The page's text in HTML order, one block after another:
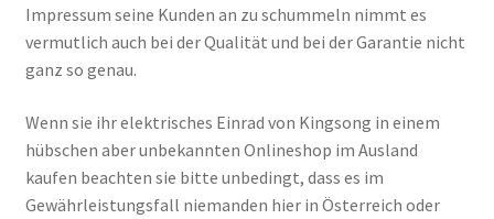
Impressum seine Kunden an zu schummeln nimmt es
vermutlich auch bei der Qualität und bei der Garantie nicht
ganz so genau.
Wenn sie ihr elektrisches Einrad von Kingsong in einem
hübschen aber unbekannten Onlineshop im Ausland
kaufen beachten sie bitte unbedingt, dass es im
Gewährleistungsfall niemanden hier in Österreich oder